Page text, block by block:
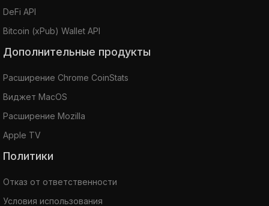
DeFi API
Bitcoin (xPub) Wallet API
Дополнительные продукты
Расширение Chrome CoinStats
Виджет MacOS
Расширение Mozilla
Apple TV
Политики
Отказ от ответственности
Условия использования